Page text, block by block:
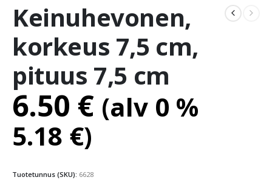
Keinuhevonen,
korkeus 7,5 cm,
pituus 7,5 cm
6.50 € (alv 0 %
5.18 €)
Tuotetunnus (SKU): 6628